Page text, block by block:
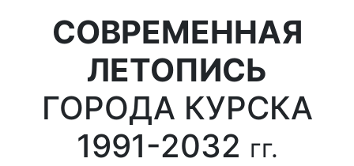
СОВРЕМЕННАЯ
ЛЕТОПИСЬ
ГОРОДА КУРСКА
1991-2032 гг.